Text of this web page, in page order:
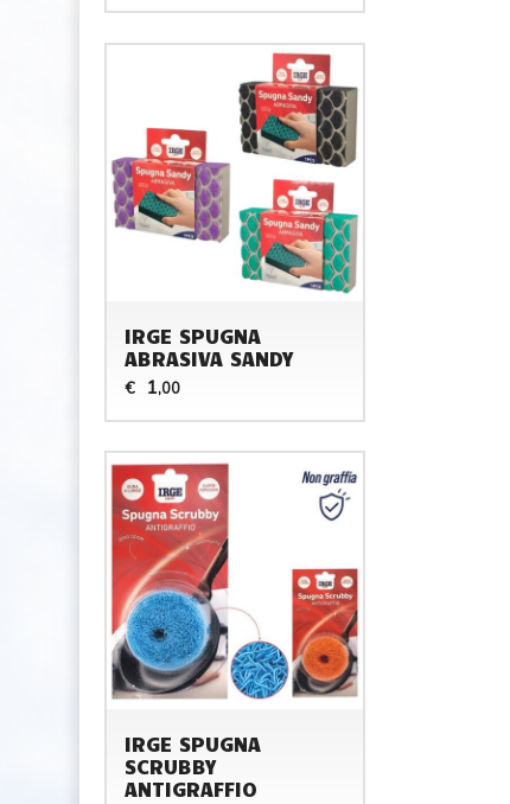
IRGE SPUGNA
ABRASIVA SANDY
€ 1,00
IRGE SPUGNA
SCRUBBY
ANTIGRAFFIO